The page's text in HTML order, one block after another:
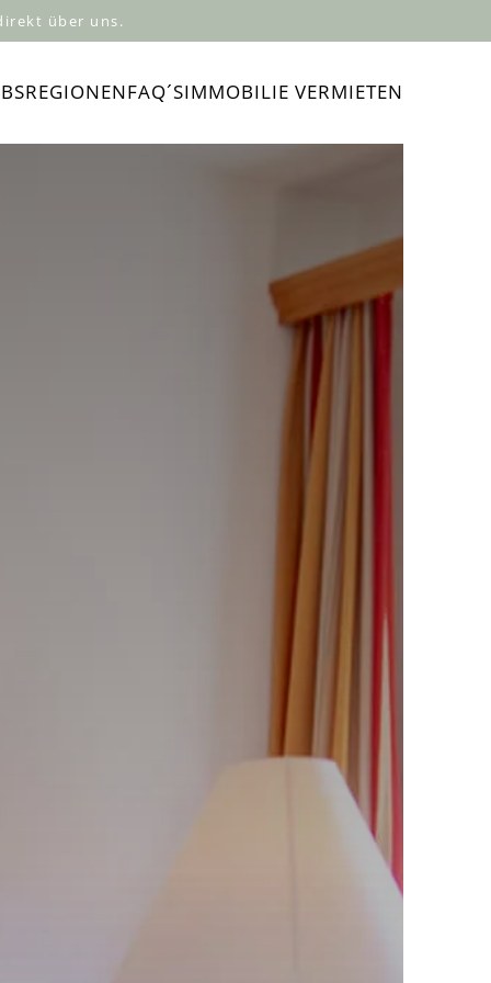
über uns.
FAQ´SIMMOBILIE VERMIETEN